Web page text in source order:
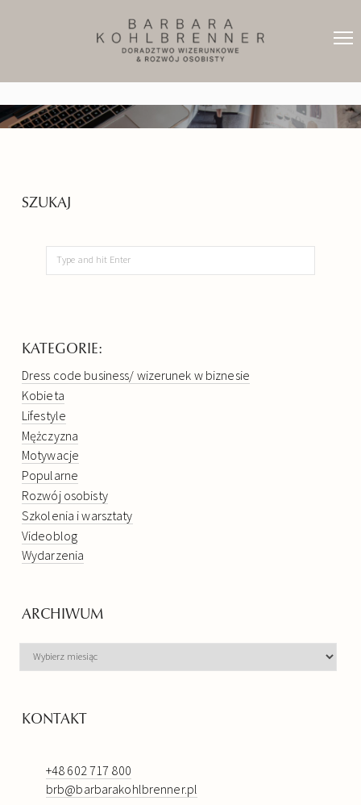
SZUKAJ
KATEGORIE:
Dress code business/ wizerunek w biznesie
Kobieta
Lifestyle
Mężczyzna
Motywacje
Popularne
Rozwój osobisty
Szkolenia i warsztaty
Videoblog
Wydarzenia
ARCHIWUM
KONTAKT
+48 602 717 800
brb@barbarakohlbrenner.pl